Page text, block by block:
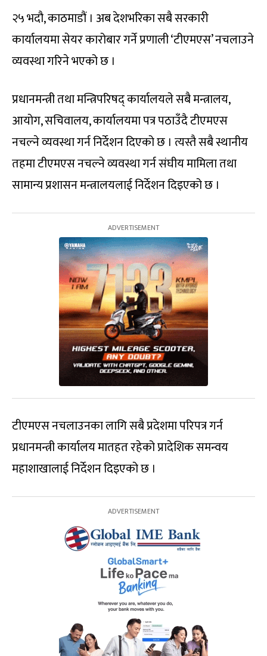
२५ भदौ, काठमाडौं । अब देशभरिका सबै सरकारी
कार्यालयमा सेयर कारोबार गर्ने प्रणाली ‘टीएमएस’ नचलाउने
व्यवस्था गरिने भएको छ ।
प्रधानमन्त्री तथा मन्त्रिपरिषद् कार्यालयले सबै मन्त्रालय,
आयोग, सचिवालय, कार्यालयमा पत्र पठाउँदै टीएमएस
नचल्ने व्यवस्था गर्न निर्देशन दिएको छ । त्यस्तै सबै स्थानीय
तहमा टीएमएस नचल्ने व्यवस्था गर्न संघीय मामिला तथा
सामान्य प्रशासन मन्त्रालयलाई निर्देशन दिइएको छ ।
टीएमएस नचलाउनका लागि सबै प्रदेशमा परिपत्र गर्न
प्रधानमन्त्री कार्यालय मातहत रहेको प्रादेशिक समन्वय
महाशाखालाई निर्देशन दिइएको छ ।